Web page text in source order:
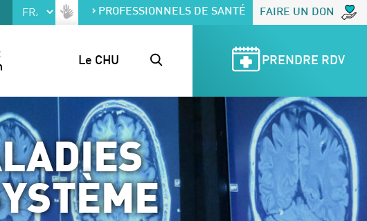
PROFESSIONNELS DE SANTÉ FAIRE UN DON
Le CHU PRENDRE RDV